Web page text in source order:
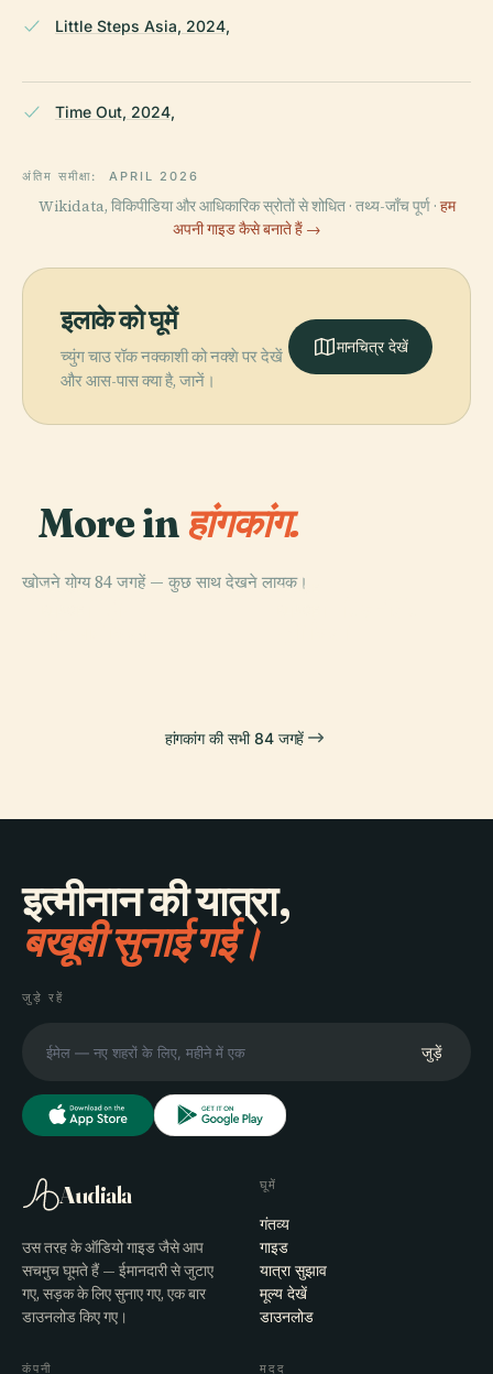
Little Steps Asia, 2024,
Time Out, 2024,
अंतिम समीक्षा: APRIL 2026
Wikidata, विकिपीडिया और आधिकारिक स्रोतों से शोधित · तथ्य-जाँच पूर्ण · हम
अपनी गाइड कैसे बनाते हैं →
इलाके को घूमें
च्युंग चाउ रॉक नक्काशी को नक्शे पर देखें
और आस-पास क्या है, जानें।
मानचित्र देखें
More inहांगकांग.
खोजने योग्य 84 जगहें — कुछ साथ देखने लायक।
PLACE PLACE
हांगकांग की सभी 84 जगहें
इत्मीनान की यात्रा,
बखूबी सुनाई गई।
जुड़े रहें
जुड़ें
Audiala
उस तरह के ऑडियो गाइड जैसे आप
सचमुच घूमते हैं — ईमानदारी से जुटाए
गए, सड़क के लिए सुनाए गए, एक बार
डाउनलोड किए गए।
घूमें
गंतव्य
गाइड
यात्रा सुझाव
मूल्य देखें
डाउनलोड
कंपनी मदद